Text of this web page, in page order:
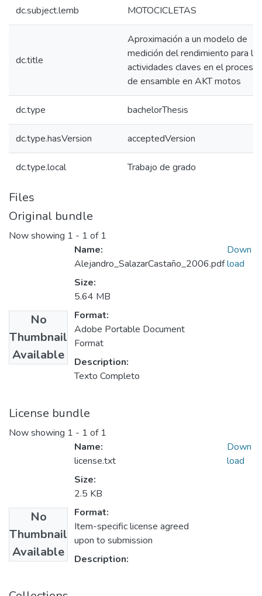
dc.subject.lemb MOTOCICLETAS
dc.title
Aproximación a un modelo de
medición del rendimiento para las
actividades claves en el proceso
de ensamble en AKT motos
dc.type bachelorThesis
dc.type.hasVersion acceptedVersion
dc.type.local Trabajo de grado
Files
Original bundle
Now showing 1 - 1 of 1
No
Thumbnail
Available
Name:
Alejandro_SalazarCastaño_2006.pdf
Size:
5.64 MB
Format:
Adobe Portable Document
Format
Description:
Texto Completo
Down
load
License bundle
Now showing 1 - 1 of 1
No
Thumbnail
Available
Name:
license.txt
Size:
2.5 KB
Format:
Item-specific license agreed
upon to submission
Description:
Down
load